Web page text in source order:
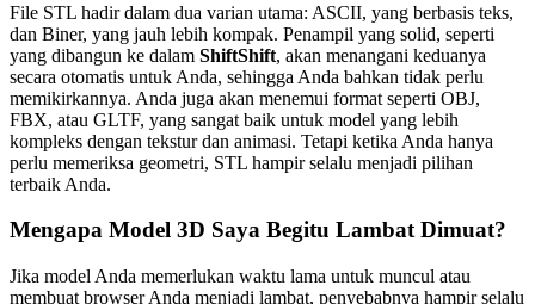
File STL hadir dalam dua varian utama: ASCII, yang berbasis teks,
dan Biner, yang jauh lebih kompak. Penampil yang solid, seperti
yang dibangun ke dalam ShiftShift, akan menangani keduanya
secara otomatis untuk Anda, sehingga Anda bahkan tidak perlu
memikirkannya. Anda juga akan menemui format seperti OBJ,
FBX, atau GLTF, yang sangat baik untuk model yang lebih
kompleks dengan tekstur dan animasi. Tetapi ketika Anda hanya
perlu memeriksa geometri, STL hampir selalu menjadi pilihan
terbaik Anda.
Mengapa Model 3D Saya Begitu Lambat Dimuat?
Jika model Anda memerlukan waktu lama untuk muncul atau
membuat browser Anda menjadi lambat, penyebabnya hampir selalu